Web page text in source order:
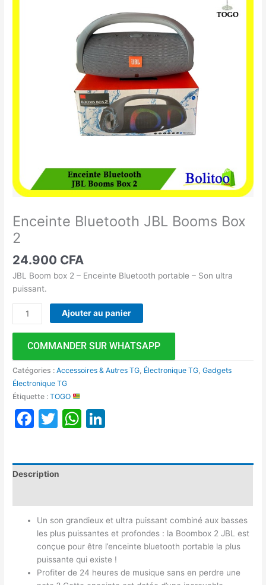
Enceinte Bluetooth JBL Booms Box
2
24.900 CFA
JBL Boom box 2 – Enceinte Bluetooth portable – Son ultra
puissant.
Ajouter au panier
COMMANDER SUR WHATSAPP
Catégories :Accessoires & Autres TG Électronique TG ,Gadgets
Électronique TG
Étiquette :TOGO
Facebook
TwitterWhatsApp
Description
Un son grandieux et ultra puissant combiné aux basses
les plus puissantes et profondes : la Boombox 2 JBL est
conçue pour être l’enceinte bluetooth portable la plus
puissante qui existe !
Profiter de 24 heures de musique sans en perdre une